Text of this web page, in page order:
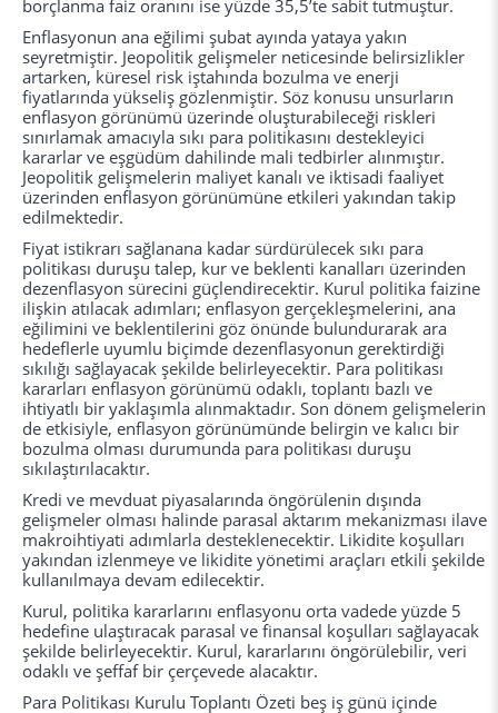
borçlanma faiz oranını ise yüzde 35,5’te sabit tutmuştur.
Enflasyonun ana eğilimi şubat ayında yataya yakın
seyretmiştir. Jeopolitik gelişmeler neticesinde belirsizlikler
artarken, küresel risk iştahında bozulma ve enerji
fiyatlarında yükseliş gözlenmiştir. Söz konusu unsurların
enflasyon görünümü üzerinde oluşturabileceği riskleri
sınırlamak amacıyla sıkı para politikasını destekleyici
kararlar ve eşgüdüm dahilinde mali tedbirler alınmıştır.
Jeopolitik gelişmelerin maliyet kanalı ve iktisadi faaliyet
üzerinden enflasyon görünümüne etkileri yakından takip
edilmektedir.
Fiyat istikrarı sağlanana kadar sürdürülecek sıkı para
politikası duruşu talep, kur ve beklenti kanalları üzerinden
dezenflasyon sürecini güçlendirecektir. Kurul politika faizine
ilişkin atılacak adımları; enflasyon gerçekleşmelerini, ana
eğilimini ve beklentilerini göz önünde bulundurarak ara
hedeflerle uyumlu biçimde dezenflasyonun gerektirdiği
sıkılığı sağlayacak şekilde belirleyecektir. Para politikası
kararları enflasyon görünümü odaklı, toplantı bazlı ve
ihtiyatlı bir yaklaşımla alınmaktadır. Son dönem gelişmelerin
de etkisiyle, enflasyon görünümünde belirgin ve kalıcı bir
bozulma olması durumunda para politikası duruşu
sıkılaştırılacaktır.
Kredi ve mevduat piyasalarında öngörülenin dışında
gelişmeler olması halinde parasal aktarım mekanizması ilave
makroihtiyati adımlarla desteklenecektir. Likidite koşulları
yakından izlenmeye ve likidite yönetimi araçları etkili şekilde
kullanılmaya devam edilecektir.
Kurul, politika kararlarını enflasyonu orta vadede yüzde 5
hedefine ulaştıracak parasal ve finansal koşulları sağlayacak
şekilde belirleyecektir. Kurul, kararlarını öngörülebilir, veri
odaklı ve şeffaf bir çerçevede alacaktır.
Para Politikası Kurulu Toplantı Özeti beş iş günü içinde